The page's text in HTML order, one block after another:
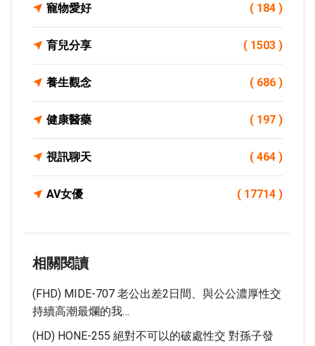
寵物愛好 ( 184 )
育兒分享 ( 1503 )
養生觀念 ( 686 )
健康醫藥 ( 197 )
視訊聊天 ( 464 )
AV女優 ( 17714 )
相關閱讀
(FHD) MIDE-707 老公出差2日間、與公公濃厚性交
持續高潮最爛的我…
(HD) HONE-255 絕對不可以的破處性交 對孫子發